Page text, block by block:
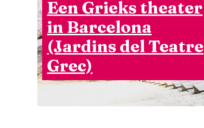
Een Grieks theater
in Barcelona
(Jardins del Teatre
Grec)